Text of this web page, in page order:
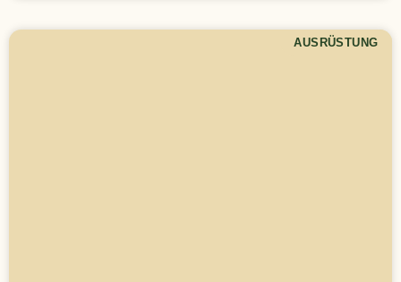
AUSRÜSTUNG